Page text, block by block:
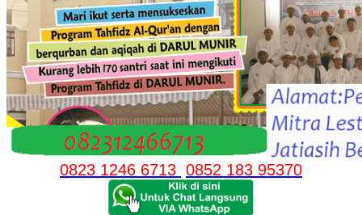
0823 1246 6713 0852 183 95370